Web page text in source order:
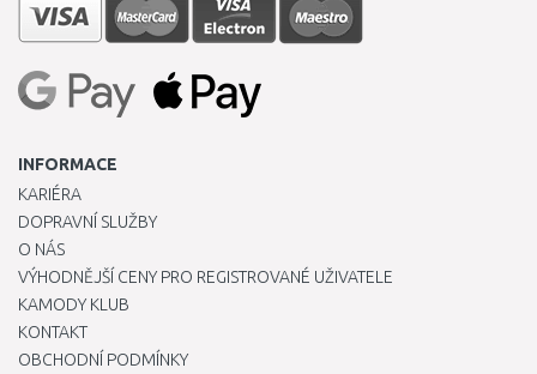
INFORMACE
KARIÉRA
DOPRAVNÍ SLUŽBY
O NÁS
VÝHODNĚJŠÍ CENY PRO REGISTROVANÉ UŽIVATELE
KAMODY KLUB
KONTAKT
OBCHODNÍ PODMÍNKY